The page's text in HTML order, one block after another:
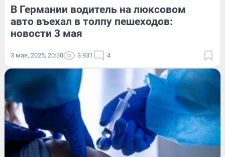
В Германии водитель на люксовом
авто въехал в толпу пешеходов:
новости 3 мая
3 мая, 2025, 20:30 3 931 4